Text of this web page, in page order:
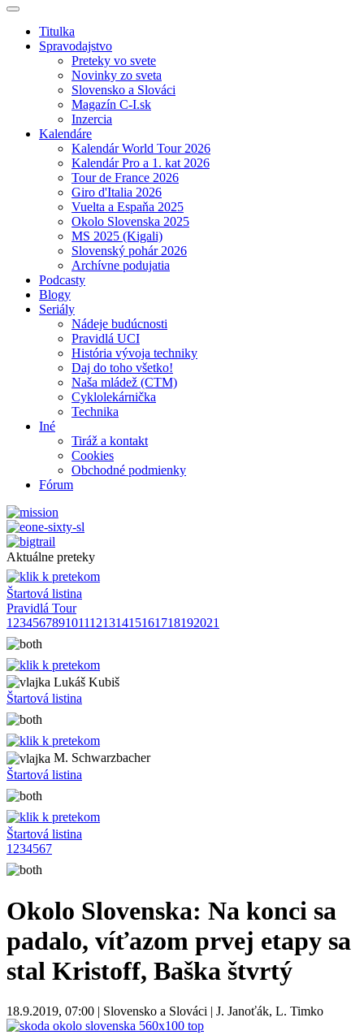
Titulka
Spravodajstvo
Preteky vo svete
Novinky zo sveta
Slovensko a Slováci
Magazín C-I.sk
Inzercia
Kalendáre
Kalendár World Tour 2026
Kalendár Pro a 1. kat 2026
Tour de France 2026
Giro d'Italia 2026
Vuelta a Espaňa 2025
Okolo Slovenska 2025
MS 2025 (Kigali)
Slovenský pohár 2026
Archívne podujatia
Podcasty
Blogy
Seriály
Nádeje budúcnosti
Pravidlá UCI
História vývoja techniky
Daj do toho všetko!
Naša mládež (CTM)
Cyklolekárnička
Technika
Iné
Tiráž a kontakt
Cookies
Obchodné podmienky
Fórum
Aktuálne preteky
Štartová listina
Pravidlá Tour
1 23456789101112131415161718192021
Lukáš Kubiš
Štartová listina
M. Schwarzbacher
Štartová listina
Štartová listina
1 234567
Okolo Slovenska: Na konci sa
padalo, víťazom prvej etapy sa
stal Kristoff, Baška štvrtý
18.9.2019, 07:00 | Slovensko a Slováci | J. Janoťák, L. Timko